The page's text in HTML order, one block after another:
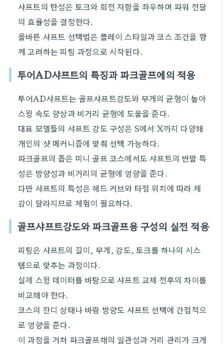
샤프트의 탄성은 토크와 회전 저항을 좌우하며 파워 전달
의 효율성을 결정한다.
올바른 샤프트 선택법은 플레이 스타일과 코스 조건을 함
께 고려하는 피팅 과정으로 시작된다.
투어AD샤프트의 특징과 파크골프에의 적용
투어AD샤프트는 골프샤프트강도와 무게의 균형이 높아
스윙 속도 향상과 비거리 균형에 도움을 준다.
대표 모델들의 샤프트 강도 구성은 S에서 X까지 다양해
개인의 샷 메커니즘에 맞춰 선택 가능하다.
파크골프의 좁은 미니 골프 코스에서도 샤프트의 반발 특
성은 방향성과 비거리의 균형에 영향을 준다.
다만 샤프트의 특성은 헤드 커브와 타점 위치에 따라 체
감이 달라지므로 체험이 필요하다.
골프샤프트강도와 파크골프용 구성의 실전 적용
피팅은 샤프트의 길이, 무게, 강도, 토크를 하나의 시스
템으로 맞추는 과정이다.
실제 스윙 데이터를 바탕으로 샤프트 교체 전후의 차이를
비교해야 한다.
코스의 잔디 상태나 바람 방향도 샤프트 선택에 간접적으
로 영향을 준다.
이 과정을 거쳐 파크골프채의 일관성과 거리 관리가 크게